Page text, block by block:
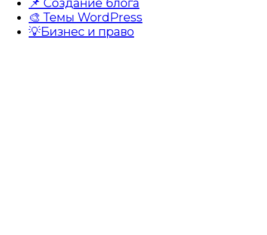
📌 Создание блога
🎨 Темы WordPress
💡Бизнес и право